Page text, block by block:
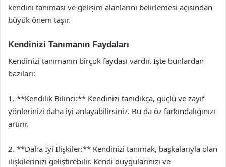
kendini tanıması ve gelişim alanlarını belirlemesi açısından
büyük önem taşır.
Kendinizi Tanımanın Faydaları
Kendinizi tanımanın birçok faydası vardır. İşte bunlardan
bazıları:
1. **Kendilik Bilinci:** Kendinizi tanıdıkça, güçlü ve zayıf
yönlerinizi daha iyi anlayabilirsiniz. Bu da öz farkındalığınızı
artırır.
2. **Daha İyi İlişkiler:** Kendinizi tanımak, başkalarıyla olan
ilişkilerinizi geliştirebilir. Kendi duygularınızı ve